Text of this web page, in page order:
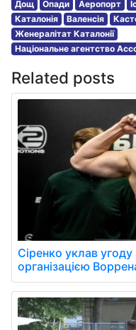
Дощ Опади Аеропорт
Каталонія
Валенсія
Женералітат Каталонії
Національне агентство
Related posts
Сіренко уклав
організацією